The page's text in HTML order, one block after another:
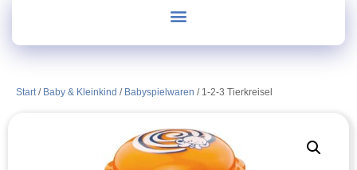
Start/ Baby & Kleinkind / Babyspielwaren / 1-2-3 Tierkreisel